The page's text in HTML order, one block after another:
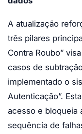
A atualização
três pilares
Contra Roubo”
casos de
implementado o
Autenticação”.
acesso e bloqueia
sequência de